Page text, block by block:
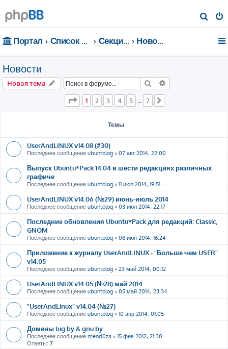
о
Портал Список форумов Секции портала Новости
Новости
Новая тема Поиск
Страница из
1 2 3 4 5 … 7
Темы
UserAndLINUX v14.08 (#30)
Последнее сообщение ubuntolog « 07 авг 2014, 22:00
Выпуск Ubuntu*Pack 14.04 в шести редакциях различных
графиче
Последнее сообщение ubuntolog « 11 июл 2014, 19:51
UserAndLINUX v14.06 (№29) июнь-июль 2014
Последнее сообщение ubuntolog « 03 июл 2014, 22:17
Последние обновления Ubuntu*Pack для редакций: Classic,
GNOM
Последнее сообщение ubuntolog « 08 июн 2014, 16:24
Приложение к журналу UserAndLINUX - "Больше чем USER"
v14.05
Последнее сообщение ubuntolog « 23 май 2014, 00:12
UserAndLINUX v14.05 (№28) май 2014
Последнее сообщение ubuntolog « 05 май 2014, 23:34
"UserAndLinux" v14.04 (№27)
Последнее сообщение ubuntolog « 10 апр 2014, 01:05
Домены lug.by & gnu.by
Последнее сообщение mend0za « 15 фев 2012, 21:30
Ответы: 7